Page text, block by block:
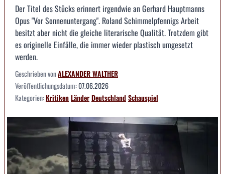
Der Titel des Stücks erinnert irgendwie an Gerhard Hauptmanns
Opus "Vor Sonnenuntergang". Roland Schimmelpfennigs Arbeit
besitzt aber nicht die gleiche literarische Qualität. Trotzdem gibt
es originelle Einfälle, die immer wieder plastisch umgesetzt
werden.
Geschrieben vonALEXANDER WALTHER
Veröffentlichungsdatum:07.06.2026
Kategorien:KritikenLänderDeutschlandSchauspiel